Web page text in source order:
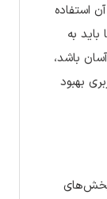
استفاده
به
باشد،
بهبود
بخش‌های